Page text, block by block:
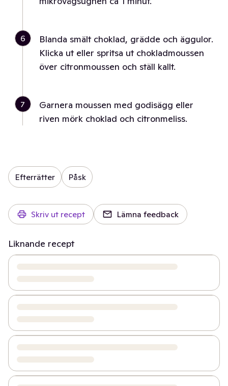
6
Blanda smält choklad, grädde och äggulor.
Klicka ut eller spritsa ut chokladmoussen
över citronmoussen och ställ kallt.
7
Garnera moussen med godisägg eller
riven mörk choklad och citronmeliss.
Efterrätter Påsk
Skriv ut recept Lämna feedback
Liknande recept